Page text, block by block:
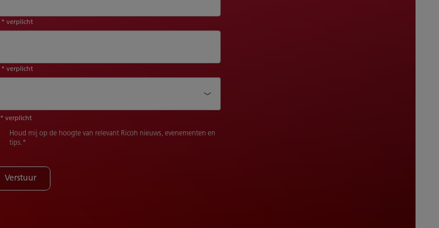
* verplicht
* verplicht
* verplicht
Houd mij op de hoogte van relevant Ricoh nieuws, evenementen en
tips.*
Verstuur